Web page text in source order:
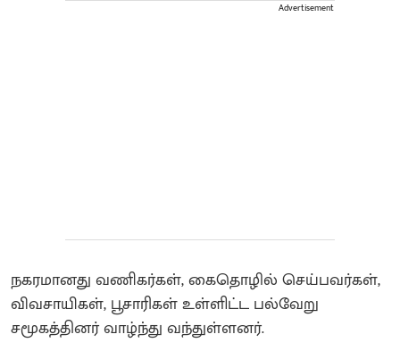
Advertisement
நகரமானது வணிகர்கள், கைதொழில் செய்பவர்கள்,
விவசாயிகள், பூசாரிகள் உள்ளிட்ட பல்வேறு
சமூகத்தினர் வாழ்ந்து வந்துள்ளனர்.